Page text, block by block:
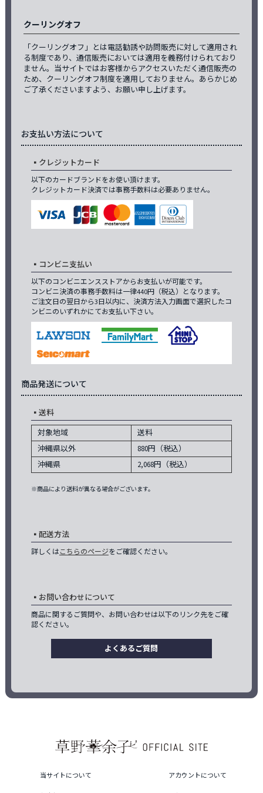
クーリングオフ
「クーリングオフ」とは電話勧誘や訪問販売に対して適用され
る制度であり、通信販売においては適用を義務付けられており
ません。当サイトではお客様からアクセスいただく通信販売の
ため、クーリングオフ制度を適用しておりません。あらかじめ
ご了承くださいますよう、お願い申し上げます。
お支払い方法について
クレジットカード
以下のカードブランドをお使い頂けます。
クレジットカード決済では事務手数料は必要ありません。
コンビニ支払い
以下のコンビニエンスストアからお支払いが可能です。
コンビニ決済の事務手数料は一律440円（税込）となります。
ご注文日の翌日から3日以内に、決済方法入力画面で選択したコ
ンビニのいずれかにてお支払い下さい。
商品発送について
送料
対象地域
送料
沖縄県以外
880円（税込）
沖縄県
2,068円（税込）
※商品により送料が異なる場合がございます。
配送方法
詳しくはこちらのページをご確認ください。
お問い合わせについて
商品に関するご質問や、お問い合わせは以下のリンク先をご確
認ください。
よくあるご質問
当サイトについて アカウントについて